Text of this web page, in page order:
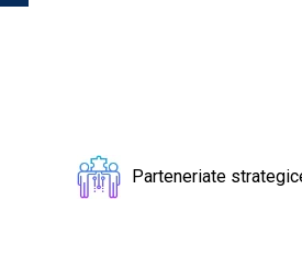
Parteneriate